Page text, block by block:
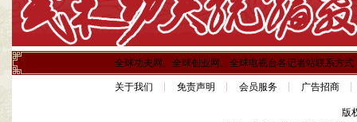
全球功夫网、全球创业网、全球电视台各记者站联系方式
关于我们 免责声明 会员服务 广告招商
版